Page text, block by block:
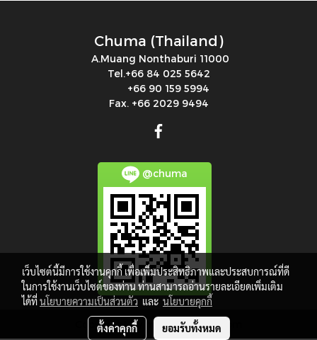
Chuma (Thailand)
A.Muang Nonthaburi 11000
Tel.+66 84 025 5642
+66 90 159 5994
Fax. +66 2029 9494
@chuma
Copy right by makewebeasy.com
เว็บไซต์นี้มีการใช้งานคุกกี้ เพื่อเพิ่มประสิทธิภาพและประสบการณ์ที่ดี
ในการใช้งานเว็บไซต์ของท่าน ท่านสามารถอ่านรายละเอียดเพิ่มเติม
ได้ที่นโยบายความเป็นส่วนตัว และ นโยบายคุกกี้
ตั้งค่าคุกกี้ ยอมรับทั้งหมด